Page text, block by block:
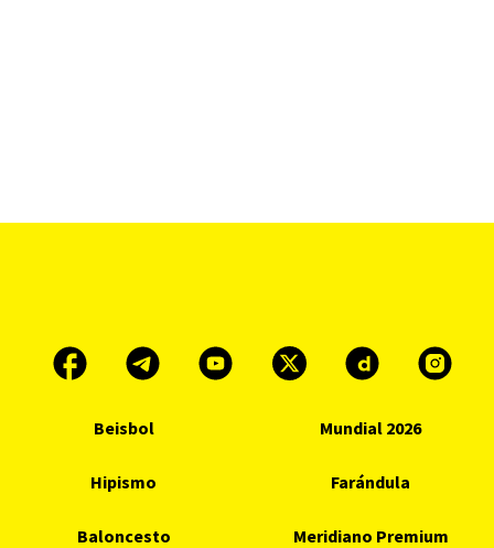
Beisbol Mundial 2026
Hipismo Farándula
Baloncesto Meridiano Premium